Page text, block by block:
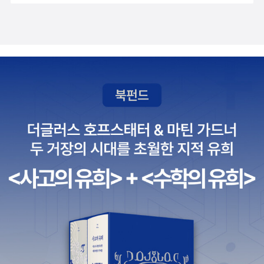
상처와 교란의 요소들 속에서 자신의 하루를 지탱할 수 있게 해주는
인적인 의례로서의 작은 의식은 마치 하루를 영원히 살 수 있을 것만
같은 안정감을 주니 말이다. 삶은 반복적인 리듬이 지속되면서도 끊
임없이 미묘한 차이를 발생시키는 존재의 장(場)이다. 이 의식/의례
는 오늘 나의 하루를 완벽하게 만들어주는 토대가 된다. 자신만의 작
은 의식들과 더불어 그 속에서 피어나는 미묘한 변화를 감지하는 눈,
그리고 이를 받아들이는 마음이 버무려져 ‘완벽한 하루’를 만들어가
는 것이 아닐까. 영화의 마지막 장면에서 재즈 싱어 니나 시몬이 부른
다. 중인공 히라야마는 운전하며 미소를 짓지만, 이내 눈시울이 붉어
진다. 우리의 삶은 단 하루도 같지 않다. 하루에도 슬픔과 기쁨이 교차
한다. 오랜 기억이 소환되어 상처를 확인하기도 하고, 젊은 동료의 우
로 승부할 생각을 버렸다. 최저 사양으로, 단 본문의 글맛은 살리기로
했다. “일단 내고 보자, 이런 생각으로 책을 만들지 않는다. 그렇다고
의 책은 초판 만부가 보장되니까, 이 책을 만들 때는 디자인이나 이미
지 구입에 비용을 아끼지 않는다. 제작비가 많이 들어도 콘셉트에 맞
으면 쓴다.” 출처 : http://booksfear.com/658이렇다고. 그러니,
이 글을 읽으면 막막 사고 싶어지지 않겠습니까? 그리고 또 하나, 뭐
보러 다니려고 한다. 볼만한 전시들을 빼곡하게 적어뒀는데, 앙리 카
르티에 브레송전도 물론. 전시 보는거 좋아하지만, 움직이는거 싫어
하고 고양이랑 집에서 딩굴며 책 읽으며 게으름 피우는거 좋아하는